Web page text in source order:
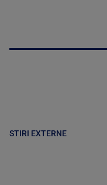
STIRI EXTERNE